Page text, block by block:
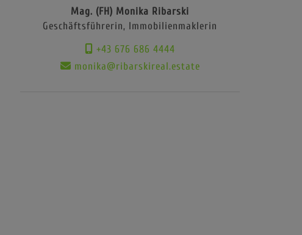
Mag. (FH) Monika Ribarski
Geschäftsführerin, Immobilienmaklerin
+43 676 686 4444
monika@ribarskireal.estate